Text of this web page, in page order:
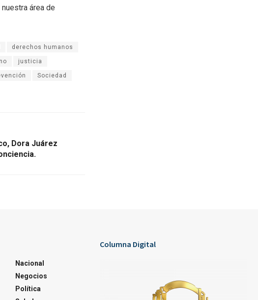
área de
derechos humanos
justicia
Sociedad
Dora Juárez
Nacional
Negocios
Política
Columna Digital